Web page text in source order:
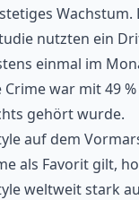
Wachstum.
nutzten ein
einmal im
war mit 49
gehört wurde.
auf dem
als Favorit gilt,
weltweit stark